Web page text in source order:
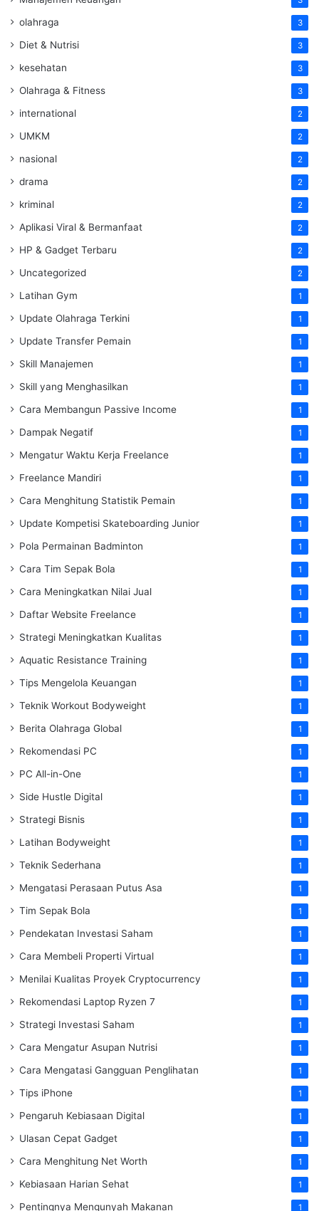
olahraga 3
Diet & Nutrisi 3
kesehatan 3
Olahraga & Fitness 3
international 2
UMKM 2
nasional 2
drama 2
kriminal 2
Aplikasi Viral & Bermanfaat 2
HP & Gadget Terbaru 2
Uncategorized 2
Latihan Gym 1
Update Olahraga Terkini 1
Update Transfer Pemain 1
Skill Manajemen 1
Skill yang Menghasilkan 1
Cara Membangun Passive Income 1
Dampak Negatif 1
Mengatur Waktu Kerja Freelance 1
Freelance Mandiri 1
Cara Menghitung Statistik Pemain 1
Update Kompetisi Skateboarding Junior 1
Pola Permainan Badminton 1
Cara Tim Sepak Bola 1
Cara Meningkatkan Nilai Jual 1
Daftar Website Freelance 1
Strategi Meningkatkan Kualitas 1
Aquatic Resistance Training 1
Tips Mengelola Keuangan 1
Teknik Workout Bodyweight 1
Berita Olahraga Global 1
Rekomendasi PC 1
PC All-in-One 1
Side Hustle Digital 1
Strategi Bisnis 1
Latihan Bodyweight 1
Teknik Sederhana 1
Mengatasi Perasaan Putus Asa 1
Tim Sepak Bola 1
Pendekatan Investasi Saham 1
Cara Membeli Properti Virtual 1
Menilai Kualitas Proyek Cryptocurrency 1
Rekomendasi Laptop Ryzen 7 1
Strategi Investasi Saham 1
Cara Mengatur Asupan Nutrisi 1
Cara Mengatasi Gangguan Penglihatan 1
Tips iPhone 1
Pengaruh Kebiasaan Digital 1
Ulasan Cepat Gadget 1
Cara Menghitung Net Worth 1
Kebiasaan Harian Sehat 1
Pentingnya Mengunyah Makanan 1